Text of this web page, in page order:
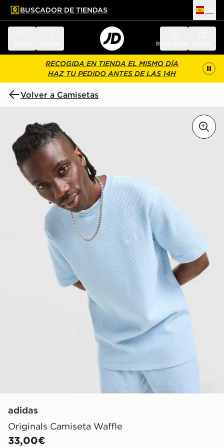
principal
pie de página
BUSCADOR DE TIENDAS
Inicia sesión
RECOGIDA EN TIENDA EL MISMO DÍA
HAZ TU PEDIDO ANTES DE LAS 14H
Volver a Camisetas
adidas
Originals Camiseta Waffle
33,00€